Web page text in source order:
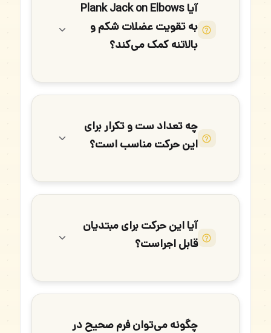
آیا Plank Jack on Elbows
به تقویت عضلات شکم و
بالاتنه کمک می‌کند؟
چه تعداد ست و تکرار برای
این حرکت مناسب است؟
آیا این حرکت برای مبتدیان
قابل اجراست؟
چگونه می‌توان فرم صحیح در